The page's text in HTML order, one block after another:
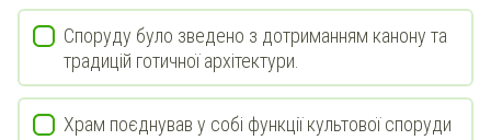
Споруду було зведено з дотриманням канону та
традицій готичної архітектури.
Храм поєднував у собі функції культової споруди